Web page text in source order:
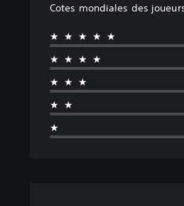
Cotes mondiales des
★★★★★
★★★★
★★★
★★
★